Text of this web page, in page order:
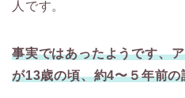
人です。
事実ではあったようです、
が13歳の頃、約4〜５年前の